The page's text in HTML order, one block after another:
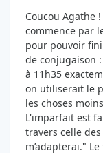
Coucou Agathe
commence par
pour pouvoir
de conjugaison
à 11h35
on utiliserait le
les choses
L'imparfait est
travers celle
m’adapterai."